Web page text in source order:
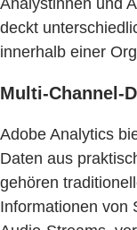
deckt
innerhalb einer
Multi-Channel-
Adobe Analytics
Daten aus
gehören
Informationen von